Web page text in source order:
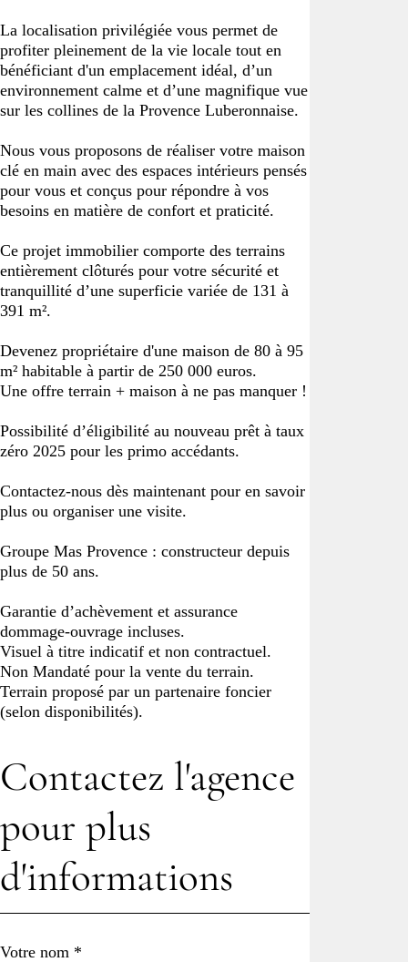
La localisation privilégiée vous permet de
profiter pleinement de la vie locale tout en
bénéficiant d'un emplacement idéal, d’un
environnement calme et d’une magnifique vue
sur les collines de la Provence Luberonnaise.
Nous vous proposons de réaliser votre maison
clé en main avec des espaces intérieurs pensés
pour vous et conçus pour répondre à vos
besoins en matière de confort et praticité.
Ce projet immobilier comporte des terrains
entièrement clôturés pour votre sécurité et
tranquillité d’une superficie variée de 131 à
391 m².
Devenez propriétaire d'une maison de 80 à 95
m² habitable à partir de 250 000 euros.
Une offre terrain + maison à ne pas manquer !
Possibilité d’éligibilité au nouveau prêt à taux
zéro 2025 pour les primo accédants.
Contactez-nous dès maintenant pour en savoir
plus ou organiser une visite.
Groupe Mas Provence : constructeur depuis
plus de 50 ans.
Garantie d’achèvement et assurance
dommage-ouvrage incluses.
Visuel à titre indicatif et non contractuel.
Non Mandaté pour la vente du terrain.
Terrain proposé par un partenaire foncier
(selon disponibilités).
Contactez l'agence
pour plus
d'informations
Votre nom *